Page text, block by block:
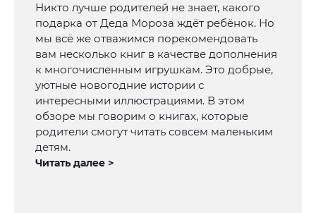
Никто лучше родителей не знает, какого
подарка от Деда Мороза ждёт ребёнок. Но
мы всё же отважимся порекомендовать
вам несколько книг в качестве дополнения
к многочисленным игрушкам. Это добрые,
уютные новогодние истории с
интересными иллюстрациями. В этом
обзоре мы говорим о книгах, которые
родители смогут читать совсем маленьким
детям.
Читать далее >